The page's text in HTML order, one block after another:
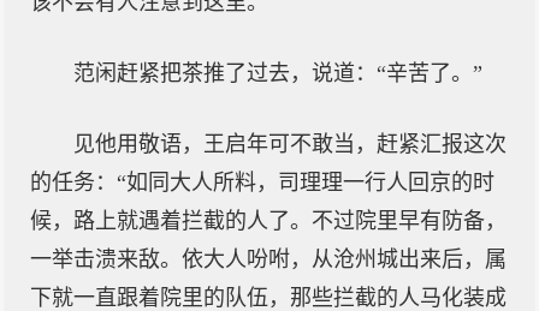
范闲赶紧把茶推了过去，说道：“辛苦了。”
见他用敬语，王启年可不敢当，赶紧汇报这次
的任务：“如同大人所料，司理理一行人回京的时
候，路上就遇着拦截的人了。不过院里早有防备，
一举击溃来敌。依大人吩咐，从沧州城出来后，属
下就一直跟着院里的队伍，那些拦截的人马化装成